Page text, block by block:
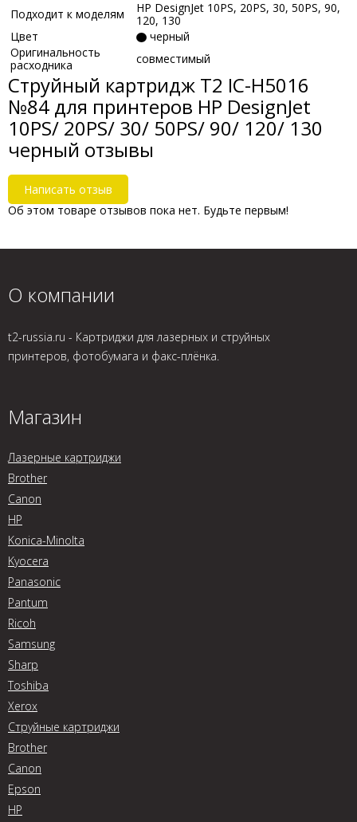
Подходит к моделям
HP DesignJet 10PS, 20PS, 30, 50PS, 90,
120, 130
Цвет
черный
Оригинальность
расходника
совместимый
Струйный картридж T2 IC-H5016
№84 для принтеров HP DesignJet
10PS/ 20PS/ 30/ 50PS/ 90/ 120/ 130
черный отзывы
Написать отзыв
Об этом товаре отзывов пока нет. Будьте первым!
О компании
t2-russia.ru - Картриджи для лазерных и струйных
принтеров, фотобумага и факс-плёнка.
Магазин
Лазерные картриджи
Brother
Canon
HP
Konica-Minolta
Kyocera
Panasonic
Pantum
Ricoh
Samsung
Sharp
Toshiba
Xerox
Струйные картриджи
Brother
Canon
Epson
HP